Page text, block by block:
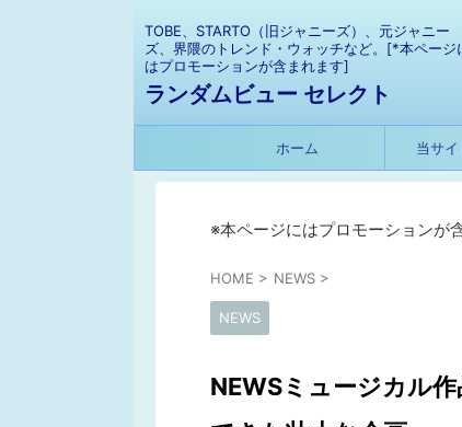
TOBE、STARTO（旧ジャニーズ）、元ジャニー
ズ、界隈のトレンド・ウォッチなど。[*本ページ
はプロモーションが含まれます]
ランダムビュー セレクト
ホーム 当サ
※本ページにはプロモーションが
HOME > NEWS >
NEWS
NEWSミュージカル